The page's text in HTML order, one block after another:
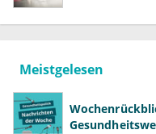
Meistgelesen